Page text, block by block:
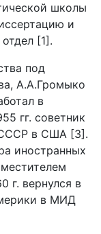
школы
и
[1].
под
А.А.Громыко
в
гг. советник
СССР в США [3].
иностранных
г. вернулся в
в МИД